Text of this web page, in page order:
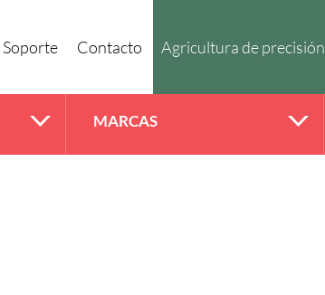
Soporte Contacto Agricultura de precisión
MARCAS